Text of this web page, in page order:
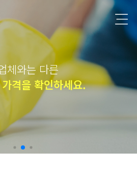
체와는 다른
격을 확인하세요.